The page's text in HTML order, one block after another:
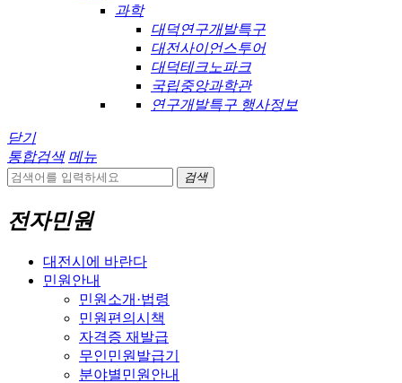
과학
대덕연구개발특구
대전사이언스투어
대덕테크노파크
국립중앙과학관
연구개발특구 행사정보
닫기
통합검색 메뉴
검색
전자민원
대전시에 바란다
민원안내
민원소개·법령
민원편의시책
자격증 재발급
무인민원발급기
분야별민원안내